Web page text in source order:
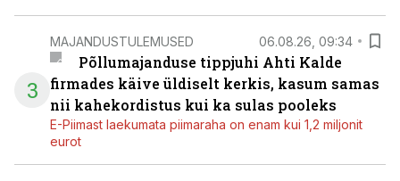
3
MAJANDUSTULEMUSED 06.08.26, 09:34
Põllumajanduse tippjuhi Ahti Kalde
firmades käive üldiselt kerkis, kasum samas
nii kahekordistus kui ka sulas pooleks
E-Piimast laekumata piimaraha on enam kui 1,2 miljonit
eurot